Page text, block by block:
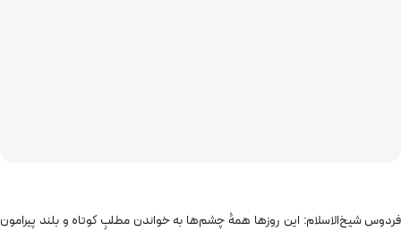
فردوس شیخ‌الاسلام: این روزها همۀ چشم‌ها به خواندن مطلبِ کوتاه و بلند پیرامون